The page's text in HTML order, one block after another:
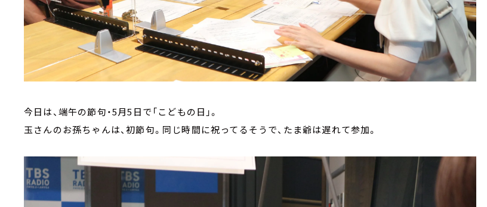
今日は、端午の節句・5月5日で「こどもの日」。
玉さんのお孫ちゃんは、初節句。同じ時間に祝ってるそうで、たま爺は遅れて参加。